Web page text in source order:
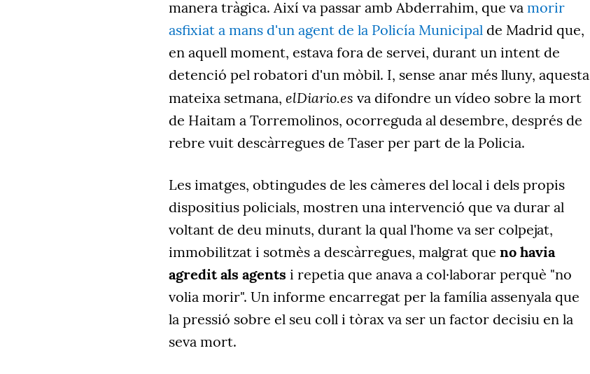
manera tràgica. Així va passar amb Abderrahim, que va morir
asfixiat a mans d'un agent de la Policía Municipal de Madrid que,
en aquell moment, estava fora de servei, durant un intent de
detenció pel robatori d'un mòbil. I, sense anar més lluny, aquesta
mateixa setmana, elDiario.es va difondre un vídeo sobre la mort
de Haitam a Torremolinos, ocorreguda al desembre, després de
rebre vuit descàrregues de Taser per part de la Policia.
Les imatges, obtingudes de les càmeres del local i dels propis
dispositius policials, mostren una intervenció que va durar al
voltant de deu minuts, durant la qual l'home va ser colpejat,
immobilitzat i sotmès a descàrregues, malgrat que no havia
agredit als agents i repetia que anava a col·laborar perquè "no
volia morir". Un informe encarregat per la família assenyala que
la pressió sobre el seu coll i tòrax va ser un factor decisiu en la
seva mort.